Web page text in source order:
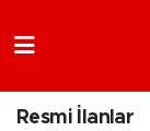
Resmi İlanlar